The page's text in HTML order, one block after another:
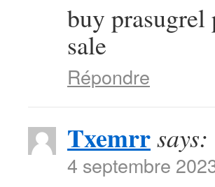
buy prasugrel
sale
Répondre
Txemrrsays:
4 septembre